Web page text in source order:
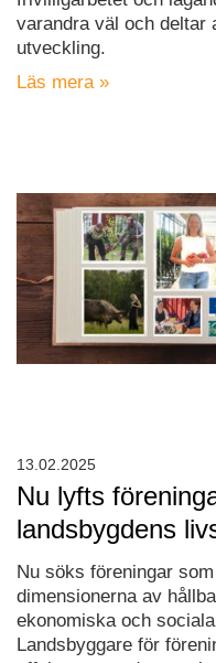
varandra väl och deltar
utveckling.
Läs mera »
Nu lyfts
landsbygdens
Nu söks föreningar
dimensionerna av
ekonomiska och
Landsbyggare för
13.02.2025